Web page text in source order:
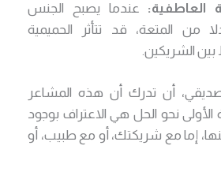
العاطفية: عندما يصبح الجنس
من المتعة، قد تتأثر الحميمية
بين الشريكين.
أن تدرك أن هذه المشاعر
نحو الحل هي الاعتراف بوجود
إما مع شريكتك، أو مع طبيب، أو